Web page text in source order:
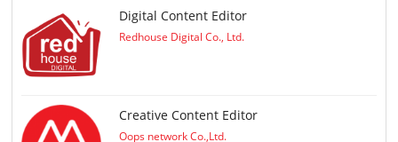
Digital Content Editor
Redhouse Digital Co., Ltd.
Creative Content Editor
Oops network Co.,Ltd.